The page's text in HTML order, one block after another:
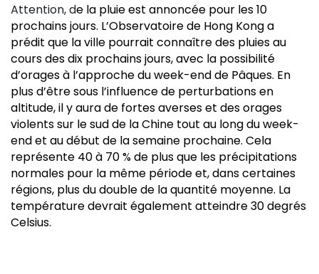
Attention, de la pluie est annoncée pour les 10
prochains jours. L’Observatoire de Hong Kong a
prédit que la ville pourrait connaître des pluies au
cours des dix prochains jours, avec la possibilité
d’orages à l’approche du week-end de Pâques. En
plus d’être sous l’influence de perturbations en
altitude, il y aura de fortes averses et des orages
violents sur le sud de la Chine tout au long du week-
end et au début de la semaine prochaine. Cela
représente 40 à 70 % de plus que les précipitations
normales pour la même période et, dans certaines
régions, plus du double de la quantité moyenne. La
température devrait également atteindre 30 degrés
Celsius.